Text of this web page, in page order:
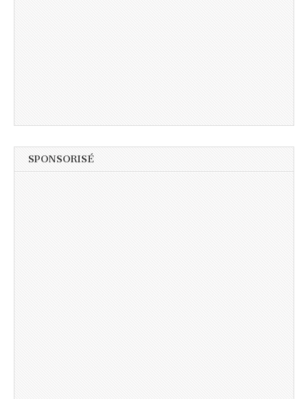
SPONSORISÉ